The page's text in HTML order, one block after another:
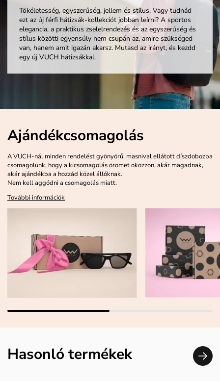
Tökéletesség, egyszerűség, jellem és stílus. Vagy tudnád
ezt az új férfi hátizsák-kollekciót jobban leírni? A sportos
elegancia, a praktikus zselelrendezés és az egyszerűség és
stílus közötti egyensúly nem csupán az, amire szükséged
van, hanem amit igazán akarsz. Mutasd az irányt, és kezdd
egy új VUCH hátizsákkal.
Ajándékcsomagolás
A VUCH-nál minden rendelést gyönyörű, masnival ellátott díszdobozba
csomagolunk, hogy a kicsomagolás örömet okozzon, akár magadnak,
akár ajándékba a hozzád közel állóknak.
Nem kell aggódni a csomagolás miatt.
További információk
Hasonló termékek